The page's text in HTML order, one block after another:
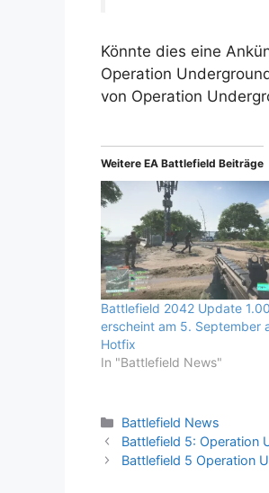
Könnte dies eine
Operation
von Operation
Weitere EA Battlefield Beiträge
Battlefield 2042 Update
erscheint am 5. September
Hotfix
In "Battlefield News"
Kategorien
Battlefield News
Battlefield 5: Operation
Battlefield 5 Operation